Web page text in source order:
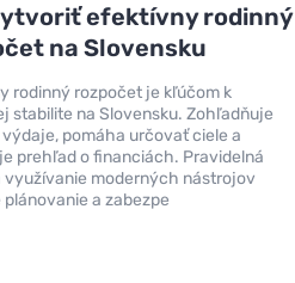
efektívny rodinný
na Slovensku
rodinný rozpočet je kľúčom k
stabilite na Slovensku. Zohľadňuje
pomáha určovať ciele a
prehľad o financiách. Pravidelná
využívanie moderných nástrojov
a zabezpe